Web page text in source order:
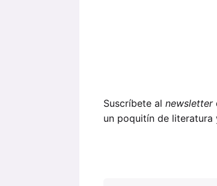
Suscríbete alnewsletter
un poquitín de